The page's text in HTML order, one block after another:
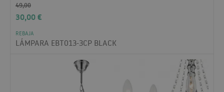
49,00
30,00€
REBAJA
LÁMPARA EBT013-3CP BLACK